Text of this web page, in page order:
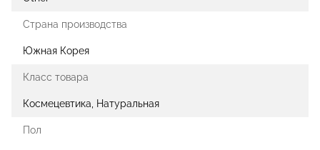
Страна производства
Южная Корея
Класс товара
Космецевтика, Натуральная
Пол